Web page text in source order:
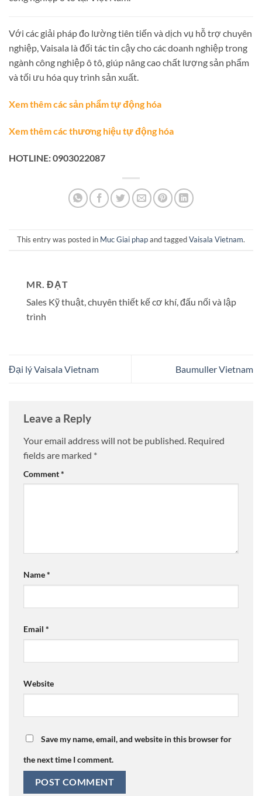
Với các giải pháp đo lường tiên tiến và dịch vụ hỗ trợ chuyên
nghiệp, Vaisala là đối tác tin cậy cho các doanh nghiệp trong
ngành công nghiệp ô tô, giúp nâng cao chất lượng sản phẩm
và tối ưu hóa quy trình sản xuất.
Xem thêm các sản phẩm tự động hóa
Xem thêm các thương hiệu tự động hóa
HOTLINE: 0903022087
This entry was posted in Muc Giai phapand taggedVaisala Vietnam.
MR. ĐẠT
Sales Kỹ thuật, chuyên thiết kế cơ khí, đấu nối và lập
trình
Đại lý Vaisala Vietnam Baumuller Vietnam
Leave a Reply
Your email address will not be published. Required
fields are marked *
Comment*
Name*
Email *
Website
Save my name, email, and website in this browser for
the next time I comment.